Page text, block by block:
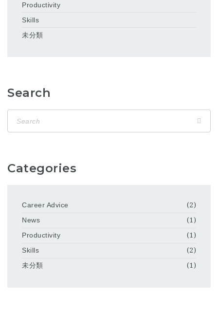
Productivity
Skills
未分類
Search
Categories
Career Advice
(2)
News
(1)
Productivity
(1)
Skills
(2)
未分類
(1)